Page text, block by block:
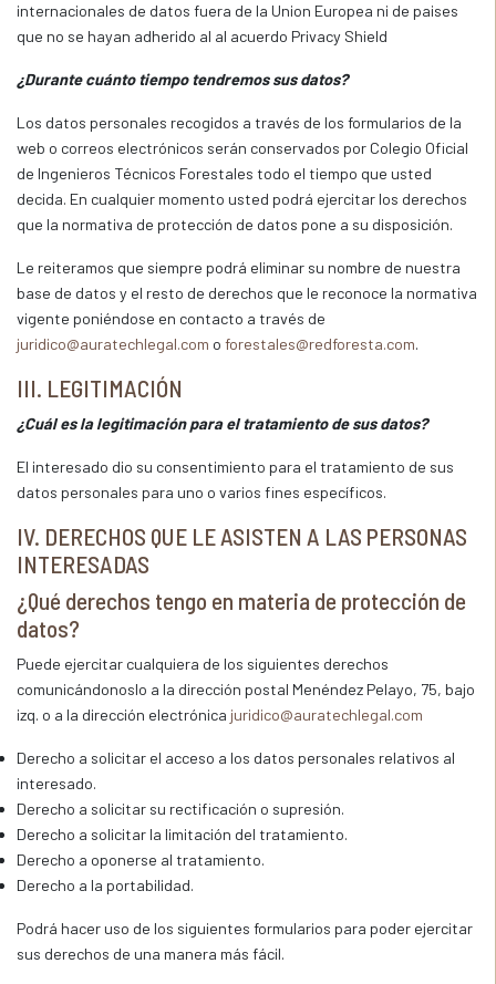
internacionales de datos fuera de la Union Europea ni de paises
que no se hayan adherido al al acuerdo Privacy Shield
¿Durante cuánto tiempo tendremos sus datos?
Los datos personales recogidos a través de los formularios de la
web o correos electrónicos serán conservados por Colegio Oficial
de Ingenieros Técnicos Forestales todo el tiempo que usted
decida. En cualquier momento usted podrá ejercitar los derechos
que la normativa de protección de datos pone a su disposición.
Le reiteramos que siempre podrá eliminar su nombre de nuestra
base de datos y el resto de derechos que le reconoce la normativa
vigente poniéndose en contacto a través de
juridico@auratechlegal.com o forestales@redforesta.com.
III. LEGITIMACIÓN
¿Cuál es la legitimación para el tratamiento de sus datos?
El interesado dio su consentimiento para el tratamiento de sus
datos personales para uno o varios fines específicos.
IV. DERECHOS QUE LE ASISTEN A LAS PERSONAS
INTERESADAS
¿Qué derechos tengo en materia de protección de
datos?
Puede ejercitar cualquiera de los siguientes derechos
comunicándonoslo a la dirección postal Menéndez Pelayo, 75, bajo
izq. o a la dirección electrónica juridico@auratechlegal.com
Derecho a solicitar el acceso a los datos personales relativos al
interesado.
Derecho a solicitar su rectificación o supresión.
Derecho a solicitar la limitación del tratamiento.
Derecho a oponerse al tratamiento.
Derecho a la portabilidad.
Podrá hacer uso de los siguientes formularios para poder ejercitar
sus derechos de una manera más fácil.